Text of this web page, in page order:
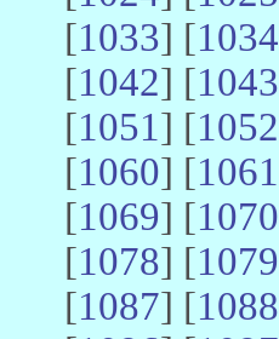
[1033] [1034
[1042] [1043
[1051] [1052
[1060] [1061
[1069] [1070
[1078] [1079
[1087] [1088